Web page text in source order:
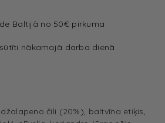
Baltijā no 50€ pirkuma
nākamajā darba dienā
čili (20%), baltvīna etiķis,